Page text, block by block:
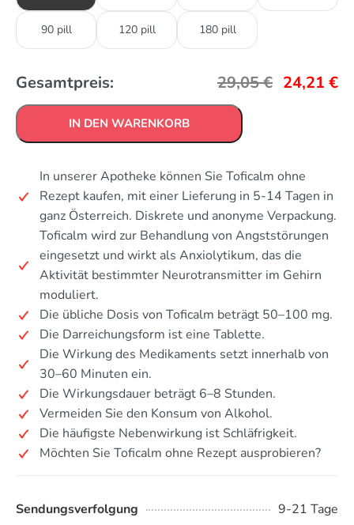
90 pill 120 pill 180 pill
Gesamtpreis: 29,05€ 24,21 €
IN DEN WARENKORB
In unserer Apotheke können Sie Toficalm ohne
Rezept kaufen, mit einer Lieferung in 5-14 Tagen in
ganz Österreich. Diskrete und anonyme Verpackung.
Toficalm wird zur Behandlung von Angststörungen
eingesetzt und wirkt als Anxiolytikum, das die
Aktivität bestimmter Neurotransmitter im Gehirn
moduliert.
Die übliche Dosis von Toficalm beträgt 50–100 mg.
Die Darreichungsform ist eine Tablette.
Die Wirkung des Medikaments setzt innerhalb von
30–60 Minuten ein.
Die Wirkungsdauer beträgt 6–8 Stunden.
Vermeiden Sie den Konsum von Alkohol.
Die häufigste Nebenwirkung ist Schläfrigkeit.
Möchten Sie Toficalm ohne Rezept ausprobieren?
Sendungsverfolgung
9-21 Tage